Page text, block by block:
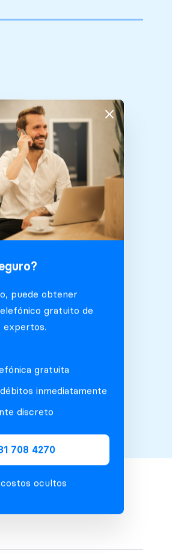
puede obtener
gratuito de
expertos.
gratuita
inmediatamente
discreto
708 4270
ocultos